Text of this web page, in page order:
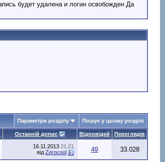
будет удалена и логин освобожден Да
Параметри розділу Пошук у цьому розділі
Останній допис Відповідей Переглядів
16.11.2013 21:21
від Zerocool 49 33.028